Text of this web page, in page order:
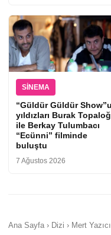
SINEMA
“Güldür Güldür
yıldızları Burak
ile Berkay Tulumbacı
“Ecünni” filminde
buluştu
7 Ağustos 2026
Ana Sayfa › Dizi › Mert